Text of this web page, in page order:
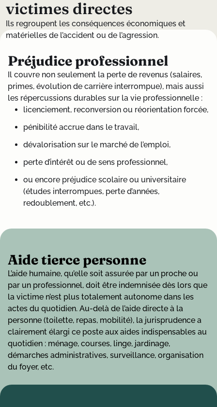
victimes directes
Ils regroupent les conséquences économiques et
matérielles de l’accident ou de l’agression.
Préjudice professionnel
Il couvre non seulement la perte de revenus (salaires,
primes, évolution de carrière interrompue), mais aussi
les répercussions durables sur la vie professionnelle :
licenciement, reconversion ou réorientation forcée,
pénibilité accrue dans le travail,
dévalorisation sur le marché de l’emploi,
perte d’intérêt ou de sens professionnel,
ou encore préjudice scolaire ou universitaire
(études interrompues, perte d’années,
redoublement, etc.).
Aide tierce personne
L’aide humaine, qu’elle soit assurée par un proche ou
par un professionnel, doit être indemnisée dès lors que
la victime n’est plus totalement autonome dans les
actes du quotidien. Au-delà de l’aide directe à la
personne (toilette, repas, mobilité), la jurisprudence a
clairement élargi ce poste aux aides indispensables au
quotidien : ménage, courses, linge, jardinage,
démarches administratives, surveillance, organisation
du foyer, etc.